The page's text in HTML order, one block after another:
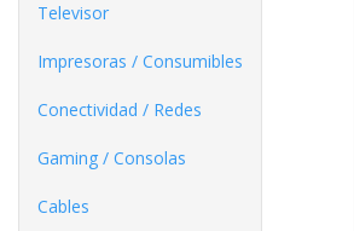
Televisor
Impresoras / Consumibles
Conectividad / Redes
Gaming / Consolas
Cables